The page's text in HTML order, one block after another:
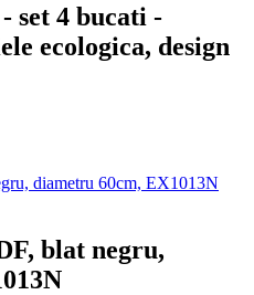
set 4 bucati -
ecologica, design
blat negru,